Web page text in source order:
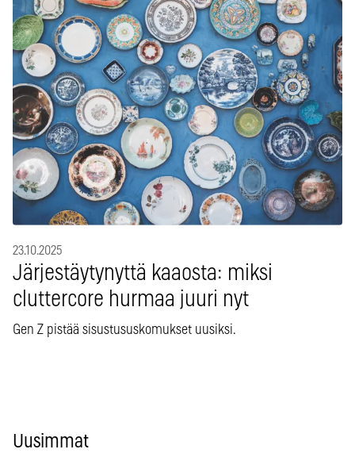
23.10.2025
Järjestäytynyttä kaaosta: miksi
cluttercore hurmaa juuri nyt
Gen Z pistää sisustususkomukset uusiksi.
Uusimmat